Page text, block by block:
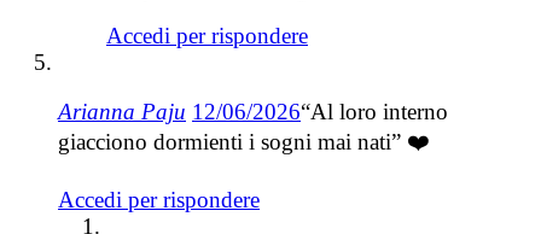
Accedi per rispondere
Arianna Paju 12/06/2026“Al loro interno
giacciono dormienti i sogni mai nati” ❤️
Accedi per rispondere